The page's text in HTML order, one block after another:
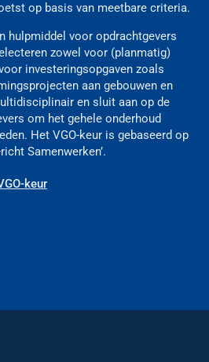
op basis van meetbare criteria.
hulpmiddel voor opdrachtgevers
zowel voor (planmatig)
investeringsopgaven zoals
aan gebouwen en
en sluit aan op de
om het gehele onderhoud
Het VGO-keur is gebaseerd op
Samenwerken’.
keur